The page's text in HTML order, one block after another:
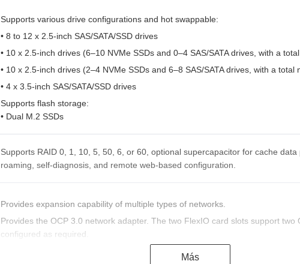
Supports various drive configurations and hot swappable:
• 8 to 12 x 2.5-inch SAS/SATA/SSD drives
• 10 x 2.5-inch drives (6–10 NVMe SSDs and 0–4 SAS/SATA drives, with a
• 10 x 2.5-inch drives (2–4 NVMe SSDs and 6–8 SAS/SATA drives, with a total
• 4 x 3.5-inch SAS/SATA/SSD drives
Supports flash storage:
• Dual M.2 SSDs
Supports RAID 0, 1, 10, 5, 50, 6, or 60, optional supercapacitor for cache
roaming, self-diagnosis, and remote web-based configuration.
Provides expansion capability of multiple types of networks.
Provides the OCP 3.0 network adapter. The two FlexIO card slots support
configured as required.
Más